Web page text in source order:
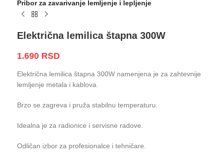
Pribor za zavarivanje lemljenje i lepljenje
Električna lemilica štapna 300W
1.690 RSD
Električna lemilica štapna 300W namenjena je za zahtevnije
lemljenje metala i kablova.
Brzo se zagreva i pruža stabilnu temperaturu.
Idealna je za radionice i servisne radove.
Odličan izbor za profesionalce i tehničare.